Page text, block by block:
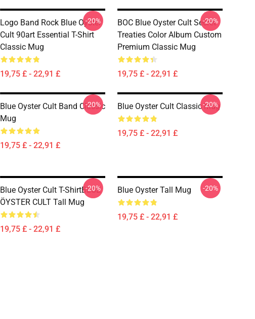
Logo Band Rock Blue Oyster
Cult 90art Essential T-Shirt
Classic Mug
19,75 £ - 22,91 £
-20%
BOC Blue Oyster Cult Secret
Treaties Color Album Custom
Premium Classic Mug
19,75 £ - 22,91 £
-20%
Blue Oyster Cult Band Classic
Mug
19,75 £ - 22,91 £
-20% Blue Oyster Cult Classic Mug
19,75 £ - 22,91 £
-20%
Blue Oyster Cult T-ShirtBLUE
ÖYSTER CULT Tall Mug
19,75 £ - 22,91 £
-20% Blue Oyster Tall Mug
19,75 £ - 22,91 £
-20%